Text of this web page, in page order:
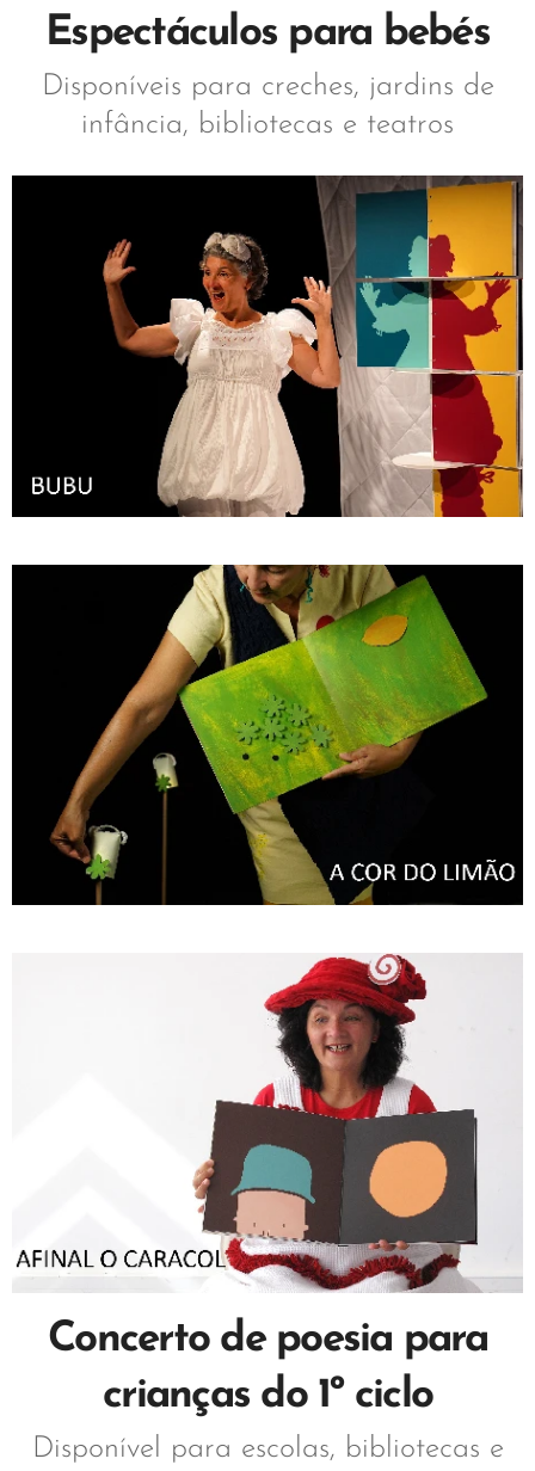
Espectáculos para bebés
Disponíveis para creches, jardins de
infância, bibliotecas e teatros
Concerto de poesia para
crianças do 1º ciclo
Disponível para escolas, bibliotecas e